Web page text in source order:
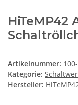
HiTeMP42
Artikelnummer:
Kategorie:
Hersteller: